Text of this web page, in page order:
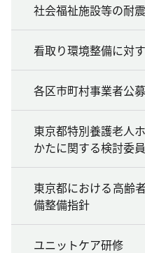
社会福祉施設等の耐
看取り環境整備に対
各区市町村事業者公
東京都特別養護老人
かたに関する検討委
東京都における高齢
備整備指針
ユニットケア研修